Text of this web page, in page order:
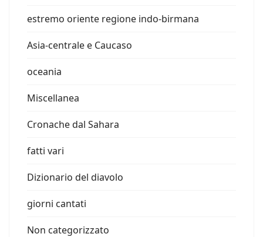
estremo oriente regione indo-birmana
Asia-centrale e Caucaso
oceania
Miscellanea
Cronache dal Sahara
fatti vari
Dizionario del diavolo
giorni cantati
Non categorizzato